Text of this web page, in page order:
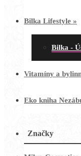
Bilka Lifestyle »
Bilka -
Vitamíny a
Eko kniha
Značky